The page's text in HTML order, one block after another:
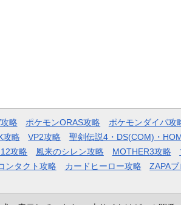
略 ポケモンORAS攻略 ポケモンダイパ攻
攻略 VP2攻略 聖剣伝説4・DS(COM)・
攻略 風来のシレン攻略 MOTHER3攻略
ンタクト攻略 カードヒーロー攻略 ZAPA